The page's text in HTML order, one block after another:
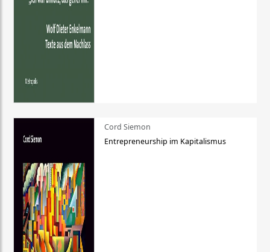
Cord Siemon
Entrepreneurship im Kapitalismus